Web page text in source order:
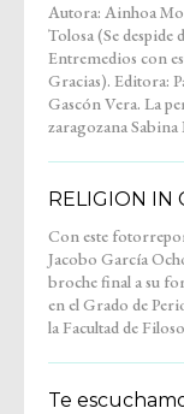
Autora: Ainhoa
Tolosa (Se despide
Entremedios con
Gracias). Editora: Patricia
Gascón Vera. La periodista
zaragozana Sabina
tras años como
televisión y locutora de
para grandes
comenzó su andadura en
RELIGION IN
Con este
Jacobo García
broche final a su
en el Grado de
la Facultad de
Letras y cierra
etapa como
Entremedios. Su
Te